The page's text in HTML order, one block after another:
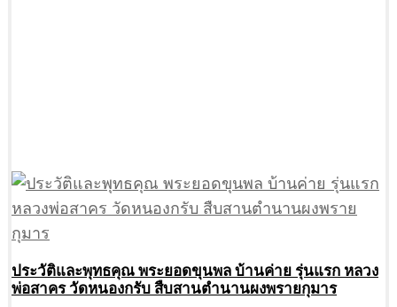
ประวัติและพุทธคุณ พระยอดขุนพล บ้านค่าย รุ่นแรก หลวง
พ่อสาคร วัดหนองกรับ สืบสานตำนานผงพรายกุมาร